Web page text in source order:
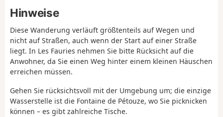
Hinweise
Diese Wanderung verläuft größtenteils auf Wegen und
nicht auf Straßen, auch wenn der Start auf einer Straße
liegt. In Les Fauries nehmen Sie bitte Rücksicht auf die
Anwohner, da Sie einen Weg hinter einem kleinen Häuschen
erreichen müssen.
Gehen Sie rücksichtsvoll mit der Umgebung um; die einzige
Wasserstelle ist die Fontaine de Pétouze, wo Sie picknicken
können – es gibt zahlreiche Tische.